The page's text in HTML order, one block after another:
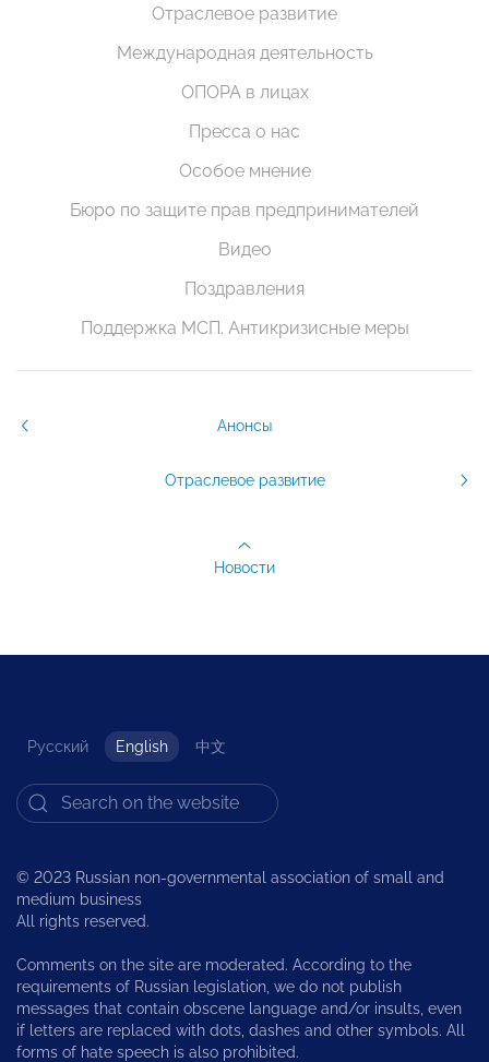
Отраслевое развитие
Международная деятельность
ОПОРА в лицах
Пресса о нас
Особое мнение
Бюро по защите прав предпринимателей
Видео
Поздравления
Поддержка МСП. Антикризисные меры
Анонсы
Отраслевое развитие
Новости
Русский English 中文
© 2023 Russian non-governmental association of small and
medium business
All rights reserved.
Comments on the site are moderated. According to the
requirements of Russian legislation, we do not publish
messages that contain obscene language and/or insults, even
if letters are replaced with dots, dashes and other symbols. All
forms of hate speech is also prohibited.